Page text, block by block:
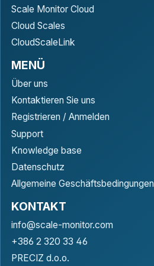
Scale Monitor Cloud
Cloud Scales
CloudScaleLink
MENÜ
Über uns
Kontaktieren Sie uns
Registrieren / Anmelden
Support
Knowledge base
Datenschutz
Allgemeine Geschäftsbedingungen
KONTAKT
info@scale-monitor.com
+386 2 320 33 46
PRECIZ d.o.o.